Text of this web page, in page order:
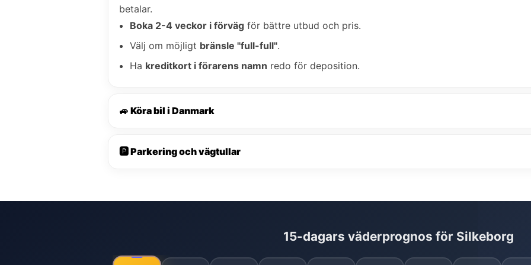
betalar.
Boka 2-4 veckor i förväg för bättre utbud och pris.
Välj om möjligt bränsle "full-full".
Ha kreditkort i förarens namn redo för deposition.
🚙 Köra bil i Danmark
🅿️ Parkering och vägtullar
15-dagars väderprognos för Silkeborg